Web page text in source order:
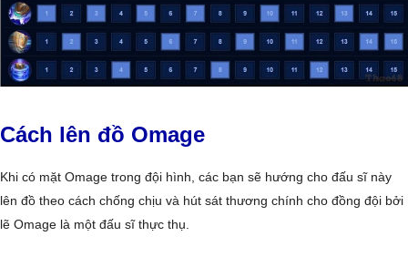
Cách lên đồ Omage
Khi có mặt Omage trong đội hình, các bạn sẽ hướng cho đấu sĩ này
lên đồ theo cách chống chịu và hút sát thương chính cho đồng đội bởi
lẽ Omage là một đấu sĩ thực thụ.